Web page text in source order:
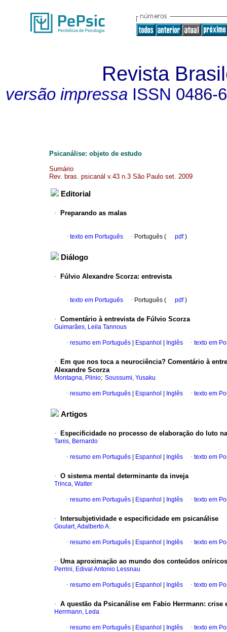
Revista
versão impressa ISSN 0486-
Psicanálise: objeto de estudo
Sumário
Rev. bras. psicanál v.43 n.3 São Paulo set. 2009
Editorial
· Preparando as malas
· texto em Português · Português ( pdf)
Diálogo
· Fúlvio Alexandre Scorza: entrevista
· texto em Português · Português ( pdf)
· Comentário à entrevista de Fúlvio Scorza
Guimarães, Leila Tannous
· resumo em Português Espanhol Inglês · texto em
·
Em que nos toca a neurociência? Comentário à
Alexandre Scorza
Montagna, Plinio; Soussumi, Yusaku
· resumo em Português Espanhol Inglês · texto em
Artigos
· Especificidade no processo de elaboração do luto
Tanis, Bernardo
· resumo em Português Espanhol Inglês · texto em
· O sistema mental determinante da inveja
Trinca, Walter
· resumo em Português Espanhol Inglês · texto em
· Intersubjetividade e especificidade em psicanálise
Goulart, Adalberto A.
· resumo em Português Espanhol Inglês · texto em
· Uma aproximação ao mundo dos conteúdos
Perrini, Edival Antonio Lessnau
· resumo em Português Espanhol Inglês · texto em
· A questão da Psicanálise em Fabio Herrmann: crise
Herrmann, Leda
· resumo em Português Espanhol Inglês · texto em